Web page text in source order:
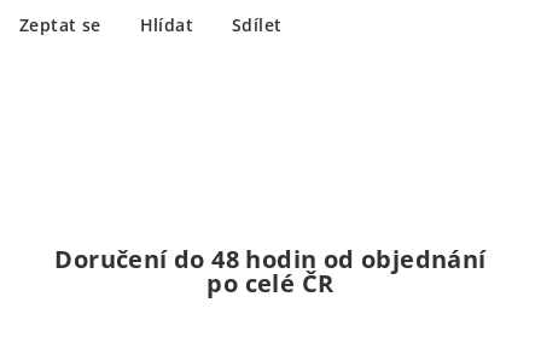
Zeptat se Hlídat Sdílet
Doručení do 48 hodin od objednání
po celé ČR